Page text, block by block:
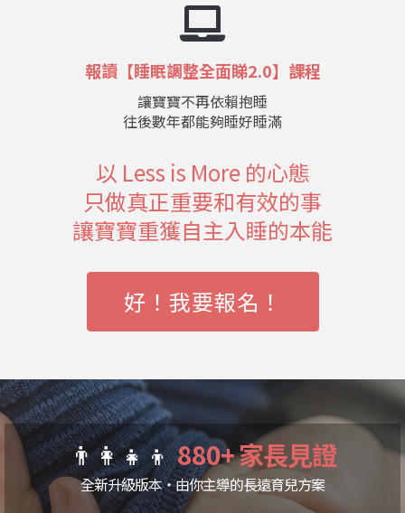
報讀【睡眠調整全面睇2.0】課程
讓寶寶不再依賴抱睡
往後數年都能夠睡好睡滿
以 Less is More 的心態
只做真正重要和有效的事
讓寶寶重獲自主入睡的本能
好！我要報名！
👨‍👩‍👧‍👦880+ 家長見證
全新升級版本・由你主導的長遠育兒方案